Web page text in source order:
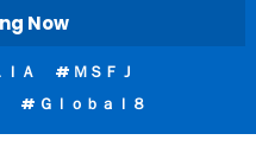
Now
ＩＡ
ＭＳＦＪ
Ｇｌｏｂａｌ８